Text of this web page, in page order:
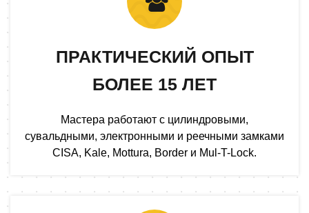
ПРАКТИЧЕСКИЙ ОПЫТ
БОЛЕЕ 15 ЛЕТ
Мастера работают с цилиндровыми,
сувальдными, электронными и реечными замками
CISA, Kale, Mottura, Border и Mul-T-Lock.